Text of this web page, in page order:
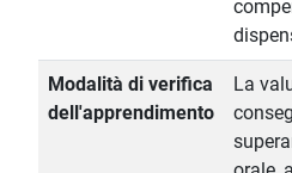
Modalità di verifica
dell'apprendimento
La